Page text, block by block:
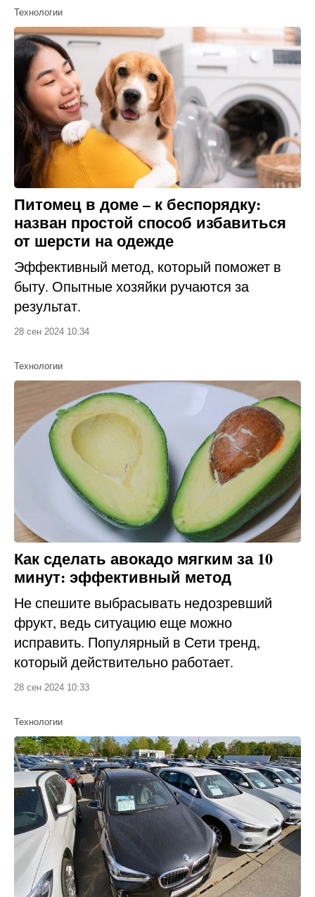
Технологии
Питомец в доме – к беспорядку:
назван простой способ избавиться
от шерсти на одежде
Эффективный метод, который поможет в
быту. Опытные хозяйки ручаются за
результат.
28 сен 2024 10:34
Технологии
Как сделать авокадо мягким за 10
минут: эффективный метод
Не спешите выбрасывать недозревший
фрукт, ведь ситуацию еще можно
исправить. Популярный в Сети тренд,
который действительно работает.
28 сен 2024 10:33
Технологии